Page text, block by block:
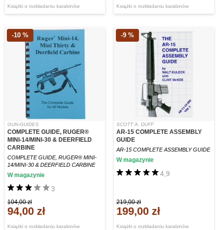
Książki o rozkładaniu karabinów Książki o rozkładaniu karabinów
-10 %
GUN-GUIDES
COMPLETE GUIDE, RUGER®
MINI-14/MINI-30 & DEERFIELD
CARBINE
COMPLETE GUIDE, RUGER® MINI-
14/MINI-30 & DEERFIELD CARBINE
Książki o rozkładaniu karabinów
3
W magazynie
104,00 zł
94,00 zł
-9 %
SCOTT A. DUFF
AR-15 COMPLETE ASSEMBLY
GUIDE
AR-15 COMPLETE ASSEMBLY GUIDE
Książki o rozkładaniu karabinów
4,9
W magazynie
219,00 zł
199,00 zł